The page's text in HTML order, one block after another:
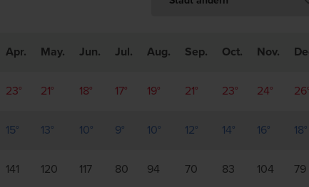
Apr. May. Jun. Jul. Aug. Sep. Oct. Nov.
23° 21° 18° 17° 19° 21° 23° 24° 26°
15° 13° 10° 9° 10° 12° 14° 16° 18°
141 120 117 80 94 70 83 104 79